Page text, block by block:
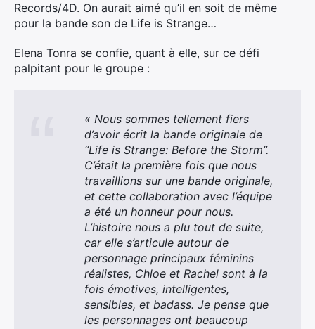
Records/4D. On aurait aimé qu’il en soit de même
pour la bande son de Life is Strange…
Elena Tonra se confie, quant à elle, sur ce défi
palpitant pour le groupe :
« Nous sommes tellement fiers
d’avoir écrit la bande originale de
“Life is Strange: Before the Storm”.
C’était la première fois que nous
travaillions sur une bande originale,
et cette collaboration avec l’équipe
a été un honneur pour nous.
L’histoire nous a plu tout de suite,
car elle s’articule autour de
personnage principaux féminins
réalistes, Chloe et Rachel sont à la
fois émotives, intelligentes,
sensibles, et badass. Je pense que
les personnages ont beaucoup